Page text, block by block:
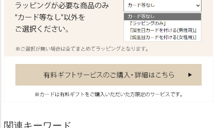
関連キーワード